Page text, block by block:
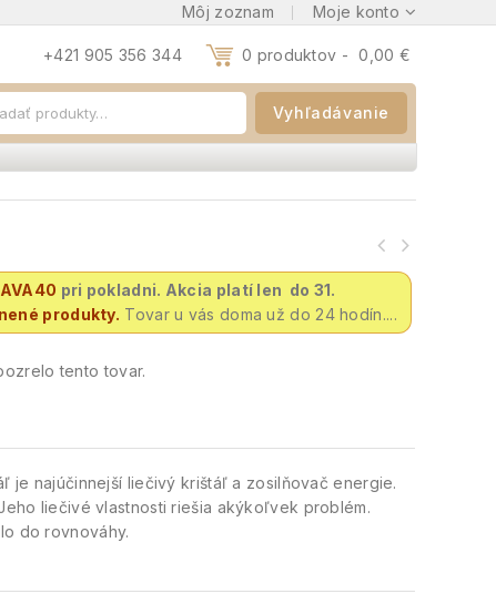
Môj zoznam Moje konto
+421 905 356 344 0 produktov - 0,00 €
Vyhľadávanie
pri pokladni. Akcia platí len do 31.
produkty. Tovar u vás doma už do 24 hodín....
tento tovar.
je najúčinnejší liečivý krištáľ a zosilňovač energie.
liečivé vlastnosti riešia akýkoľvek problém.
do rovnováhy.